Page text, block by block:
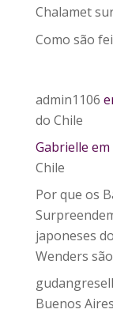
Chalamet
Como são
admin1106
do Chile
Gabrielle em
Chile
Por que os
japoneses
Wenders
Buenos